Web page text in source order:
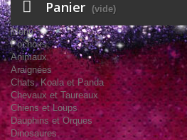
Panier (vide)
Menu
Pochoirs
Animaux
Araignées
Chats, Koala et Panda
Chevaux et Taureaux
Chiens et Loups
Dauphins et Orques
Dinosaures